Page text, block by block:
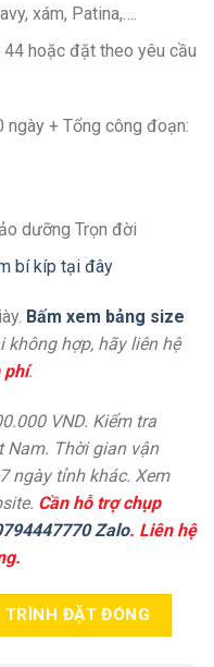
xám, Patina,….
44 hoặc đặt theo yêu cầu
ngày + Tổng công đoạn:
dưỡng Trọn đời
bí kíp tại đây
Bấm xem bảng size
không hợp, hãy liên hệ
phí.
VND. Kiểm tra
Nam. Thời gian vận
ngày tỉnh khác. Xem
Cần hỗ trợ chụp
Zalo. Liên hệ
TRÌNH ĐẶT ĐÓNG